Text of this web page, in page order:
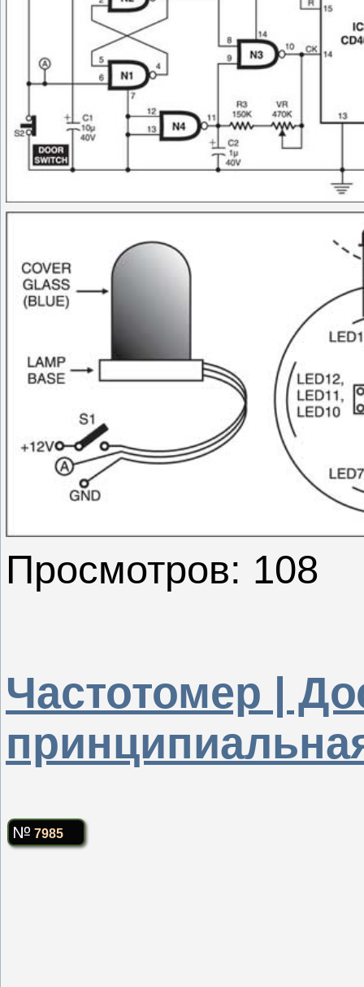
Просмотров: 108
Частотомер |
7985